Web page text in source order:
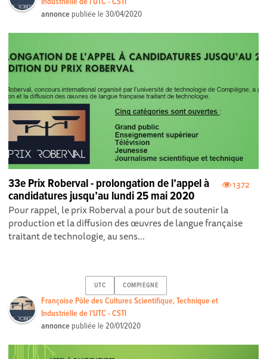
annonce publiée le30/04/2020
1372
33e Prix Roberval - prolongation de l’appel à
candidatures jusqu’au lundi 25 mai 2020
Pour rappel, le prix Roberval a pour but de soutenir la
production et la diffusion des œuvres de langue française
traitant de technologie, au sens...
UTC COMPIEGNE
Françoise Pôle des Cultures Scientifique, Technique et
Industrielle de l'UTC - CSTI
annonce publiée le20/01/2020